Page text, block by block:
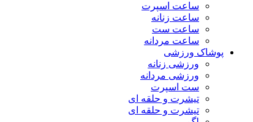
ساعت اسپرت
ساعت زنانه
ساعت ست
ساعت مردانه
پوشاک ورزشی
ورزشی زنانه
ورزشی مردانه
ست اسپرت
تیشرت و حلقه ای
تیشرت و حلقه ای